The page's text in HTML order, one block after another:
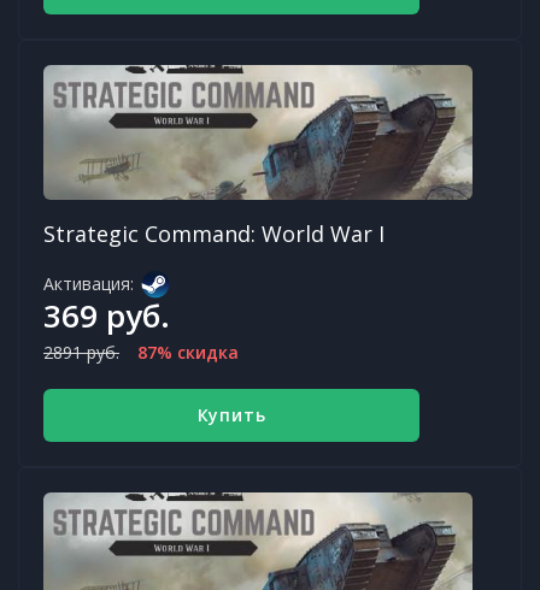
Strategic Command: World War I
Активация:
369 руб.
2891 руб. 87% скидка
Купить